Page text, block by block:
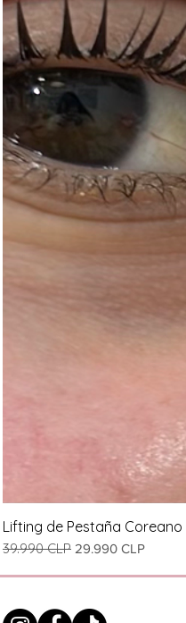
Lifting de Pestaña Coreano
Precio
39.990 CLP Precio de oferta
29.990 CLP